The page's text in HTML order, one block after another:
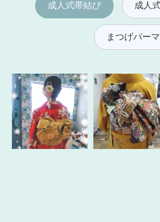
成人式帯結び 成人
まつげパーマ